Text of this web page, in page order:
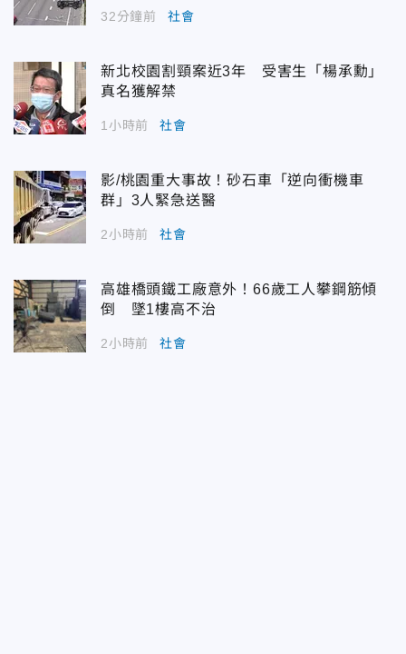
32分鐘前 社會
新北校園割頸案近3年 受害生「楊承勳」
真名獲解禁
1小時前 社會
影/桃園重大事故！砂石車「逆向衝機車
群」3人緊急送醫
2小時前 社會
高雄橋頭鐵工廠意外！66歲工人攀鋼筋傾
倒 墜1樓高不治
2小時前 社會